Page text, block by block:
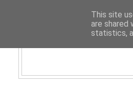
This site
are shared
statistics,